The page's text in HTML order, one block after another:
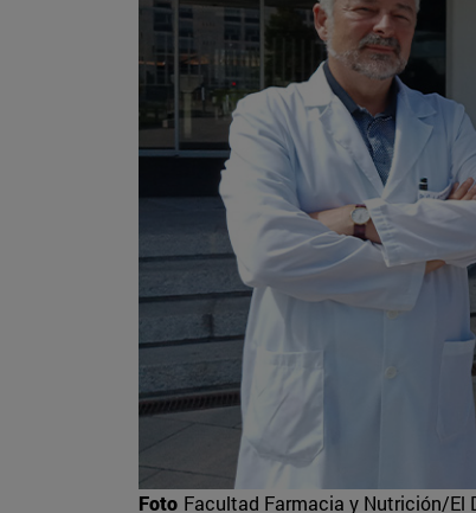
Foto Facultad Farmacia y Nutrición/El